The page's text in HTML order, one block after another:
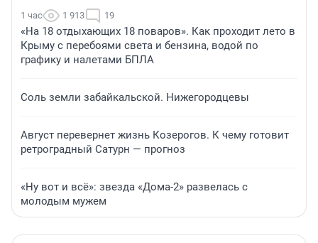
1 час 1 913 19
«На 18 отдыхающих 18 поваров». Как проходит лето в
Крыму с перебоями света и бензина, водой по
графику и налетами БПЛА
Соль земли забайкальской. Нижегородцевы
Август перевернет жизнь Козерогов. К чему готовит
ретроградный Сатурн — прогноз
«Ну вот и всё»: звезда «Дома-2» развелась с
молодым мужем